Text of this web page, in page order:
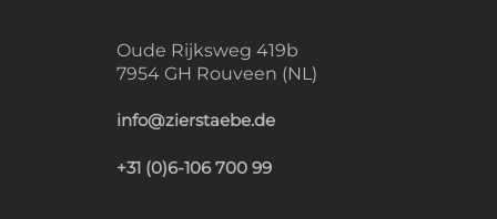
Oude Rijksweg 419b
7954 GH Rouveen (NL)
info@zierstaebe.de
+31 (0)6-106 700 99